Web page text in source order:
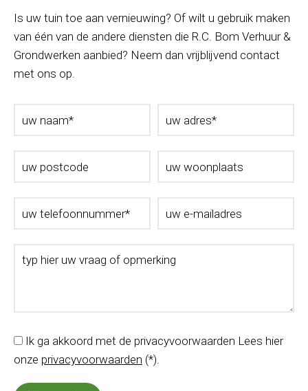
Is uw tuin toe aan vernieuwing? Of wilt u gebruik maken
van één van de andere diensten die R.C. Bom Verhuur &
Grondwerken aanbied? Neem dan vrijblijvend contact
met ons op.
Ik ga akkoord met de privacyvoorwaarden Lees hier
onze privacyvoorwaarden (*).